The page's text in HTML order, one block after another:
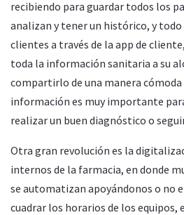
recibiendo para guardar todos los
analizan y tener un histórico, y
clientes a través de la app de
toda la información sanitaria a su
compartirlo de una manera cómoda
información es muy importante
realizar un buen diagnóstico o
Otra gran revolución es la
internos de la farmacia, en donde
se automatizan apoyándonos o no
cuadrar los horarios de los equipos,